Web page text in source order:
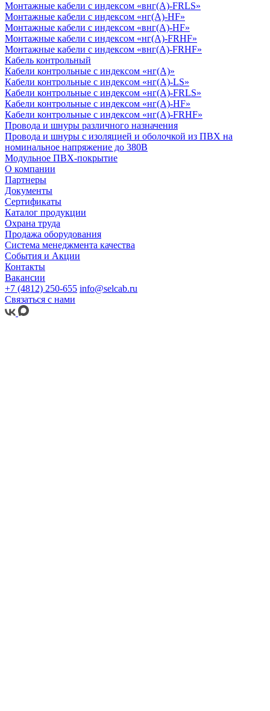
Монтажные кабели с индексом «внг(А)-FRLS»
Монтажные кабели с индексом «нг(А)-HF»
Монтажные кабели с индексом «внг(А)-HF»
Монтажные кабели с индексом «нг(А)-FRHF»
Монтажные кабели с индексом «внг(А)-FRHF»
Кабель контрольный
Кабели контрольные с индексом «нг(А)»
Кабели контрольные с индексом «нг(А)-LS»
Кабели контрольные с индексом «нг(А)-FRLS»
Кабели контрольные с индексом «нг(А)-HF»
Кабели контрольные с индексом «нг(А)-FRHF»
Провода и шнуры различного назначения
Провода и шнуры с изоляцией и оболочкой из ПВХ на
номинальное напряжение до 380В
Модульное ПВХ-покрытие
О компании
Партнеры
Документы
Сертификаты
Каталог продукции
Охрана труда
Продажа оборудования
Система менеджмента качества
События и Акции
Контакты
Вакансии
+7 (4812) 250-655 info@selcab.ru
Связаться с нами